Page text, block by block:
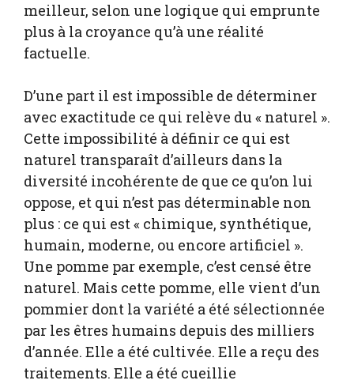
meilleur, selon une logique qui emprunte
plus à la croyance qu’à une réalité
factuelle.
D’une part il est impossible de déterminer
avec exactitude ce qui relève du « naturel ».
Cette impossibilité à définir ce qui est
naturel transparaît d’ailleurs dans la
diversité incohérente de que ce qu’on lui
oppose, et qui n’est pas déterminable non
plus : ce qui est « chimique, synthétique,
humain, moderne, ou encore artificiel ».
Une pomme par exemple, c’est censé être
naturel. Mais cette pomme, elle vient d’un
pommier dont la variété a été sélectionnée
par les êtres humains depuis des milliers
d’année. Elle a été cultivée. Elle a reçu des
traitements. Elle a été cueillie